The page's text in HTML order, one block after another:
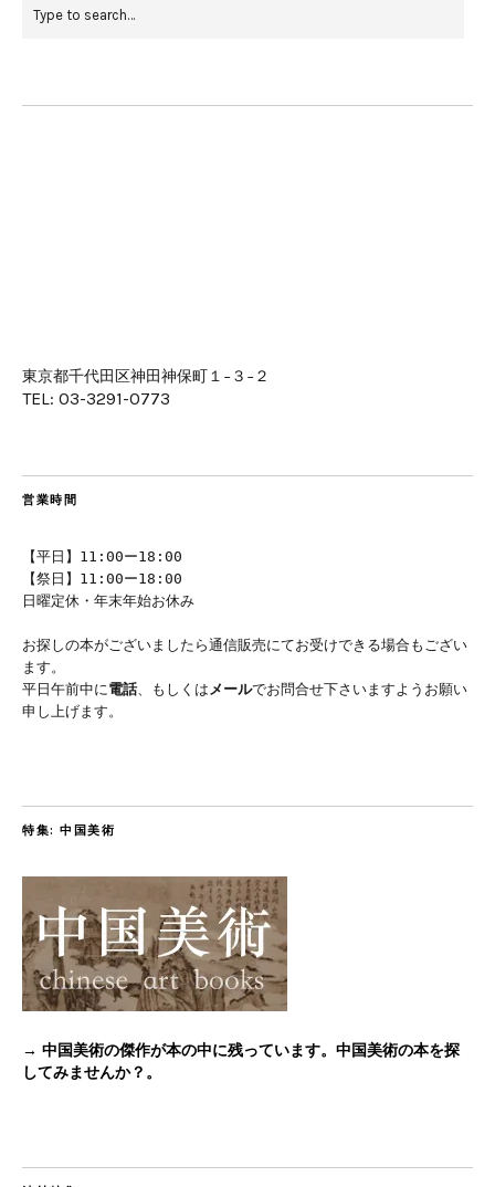
東京都千代田区神田神保町１−３−２
TEL: 03-3291-0773
営業時間
【平日】11:00ー18:00
【祭日】11:00ー18:00
日曜定休・年末年始お休み
お探しの本がございましたら通信販売にてお受けできる場合もござい
ます。
平日午前中に電話、もしくはメールでお問合せ下さいますようお願い
申し上げます。
特集: 中国美術
→ 中国美術の傑作が本の中に残っています。中国美術の本を探
してみませんか？。